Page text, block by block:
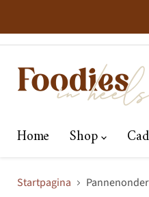
Home Shop
Startpagina